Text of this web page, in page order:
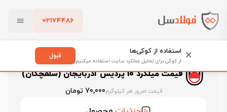
02174486
پاک کردن
فولادسل
قیمت میلگرد 10 پردیس آذربایجان (سلفچگان)
قیمت میلگرد 10 پردیس آذربایجان (سلفچگان)
قیمت امروز هر کیلوگرم70,000 تومان
× استفاده از کوکی‌ها
از کوکی برای تحلیل عملکرد سایت استفاده میکنیم
قبول